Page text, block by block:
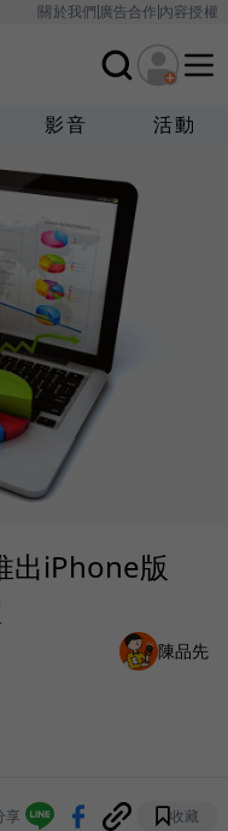
關於我們廣告合作內容授權
影音 活動
出iPhone版
陳品先
享 收藏